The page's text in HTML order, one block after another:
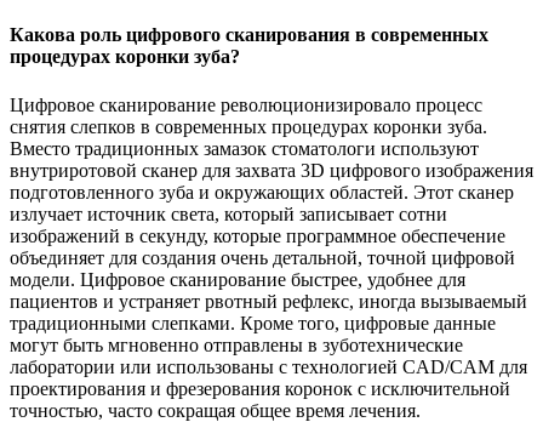
Какова роль цифрового сканирования в современных
процедурах коронки зуба?
Цифровое сканирование революционизировало процесс
снятия слепков в современных процедурах коронки зуба.
Вместо традиционных замазок стоматологи используют
внутриротовой сканер для захвата 3D цифрового изображения
подготовленного зуба и окружающих областей. Этот сканер
излучает источник света, который записывает сотни
изображений в секунду, которые программное обеспечение
объединяет для создания очень детальной, точной цифровой
модели. Цифровое сканирование быстрее, удобнее для
пациентов и устраняет рвотный рефлекс, иногда вызываемый
традиционными слепками. Кроме того, цифровые данные
могут быть мгновенно отправлены в зуботехнические
лаборатории или использованы с технологией CAD/CAM для
проектирования и фрезерования коронок с исключительной
точностью, часто сокращая общее время лечения.